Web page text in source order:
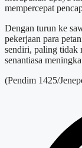
mempercepat
Dengan turun ke
pekerjaan para
sendiri, paling tidak
senantiasa
(Pendim 1425/